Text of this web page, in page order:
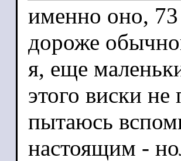
именно оно,
дороже
я, еще
этого виски не
пытаюсь
настоящим -